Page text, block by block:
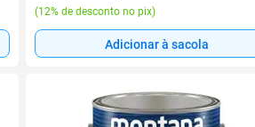
(12% de desconto no pix)
Adicionar à sacola